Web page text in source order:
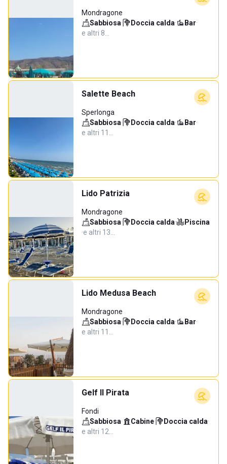
Mondragone
Sabbiosa· Doccia calda· Bar·
e altri 8…
Salette Beach
Sperlonga
Sabbiosa· Doccia calda· Bar·
e altri 11…
Lido Patrizia
Mondragone
Sabbiosa· Doccia calda·
Piscina
·e altri 13…
Lido Medusa Beach
Mondragone
Sabbiosa· Doccia calda· Bar·
e altri 11…
Gelf Il Pirata
Fondi
Sabbiosa· Cabine· Doccia calda·
e altri 12…